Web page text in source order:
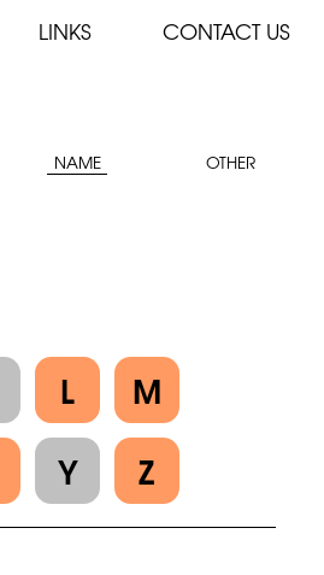
LINKS CONTACT US
NAME OTHER
L
M
Y Z